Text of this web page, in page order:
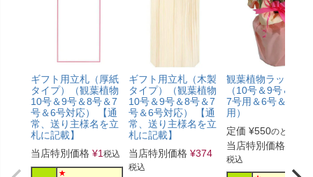
ギフト用立札（厚紙
タイプ）（観葉植物
10号＆9号＆8号＆7
号＆6号対応） 【通
常、送り主様名を立
札に記載】
当店特別価格 ¥1 税込
ギフト用立札（木製
タイプ）（観葉植物
10号＆9号＆8号＆7
号＆6号対応） 【通
常、送り主様名を立
札に記載】
当店特別価格 ¥374
税込
観葉植物ラッピン
（10号＆9号＆8号
7号用＆6号＆5号
用）
定価 ¥550のところ
当店特別価格
税込